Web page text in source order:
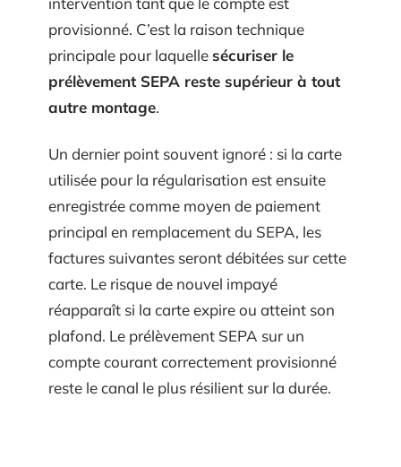
provisionné. C’est la raison technique
principale pour laquellesécuriser le
prélèvement SEPA reste supérieur à tout
autre montage.
Un dernier point souvent ignoré : si la carte
utilisée pour la régularisation est ensuite
enregistrée comme moyen de paiement
principal en remplacement du SEPA, les
factures suivantes seront débitées sur cette
carte. Le risque de nouvel impayé
réapparaît si la carte expire ou atteint son
plafond. Le prélèvement SEPA sur un
compte courant correctement provisionné
reste le canal le plus résilient sur la durée.